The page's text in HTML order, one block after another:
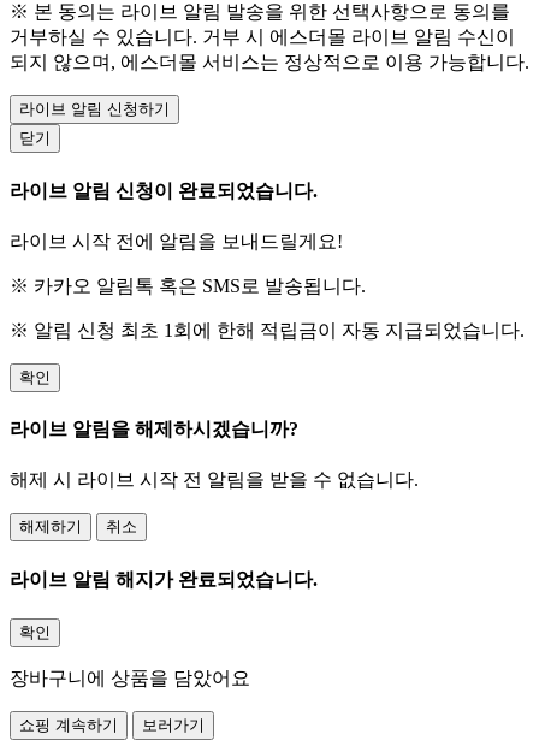
※ 본 동의는 라이브 알림 발송을 위한 선택사항으로 동의를
거부하실 수 있습니다. 거부 시 에스더몰 라이브 알림 수신이
되지 않으며, 에스더몰 서비스는 정상적으로 이용 가능합니다.
라이브 알림 신청하기
닫기
라이브 알림 신청이 완료되었습니다.
라이브 시작 전에 알림을 보내드릴게요!
※ 카카오 알림톡 혹은 SMS로 발송됩니다.
※ 알림 신청 최초 1회에 한해 적립금이 자동 지급되었습니다.
확인
라이브 알림을 해제하시겠습니까?
해제 시 라이브 시작 전 알림을 받을 수 없습니다.
해제하기 취소
라이브 알림 해지가 완료되었습니다.
확인
장바구니에 상품을 담았어요
쇼핑 계속하기 보러가기